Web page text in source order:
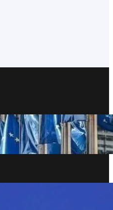
manjinski, ali zvaniči
uniji